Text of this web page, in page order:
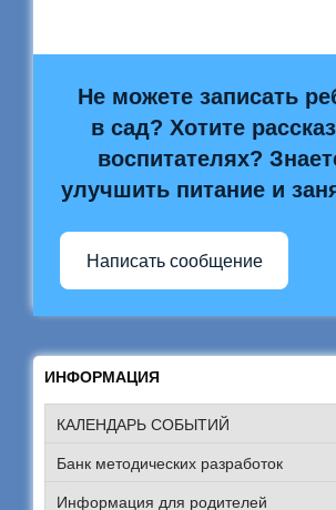
Не можете записать
в сад? Хотите
воспитателях?
улучшить питание и
Написать сообщение
ИНФОРМАЦИЯ
КАЛЕНДАРЬ СОБЫТИЙ
Банк методических разработок
Информация для родителей